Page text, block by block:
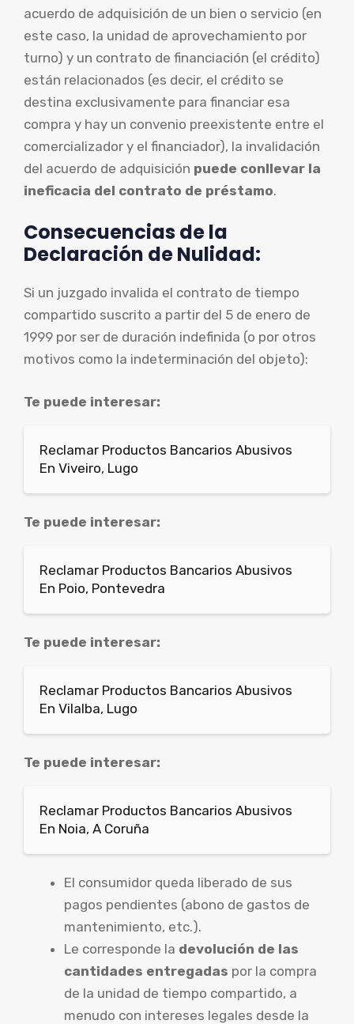
acuerdo de adquisición de un bien o servicio (en
este caso, la unidad de aprovechamiento por
turno) y un contrato de financiación (el crédito)
están relacionados (es decir, el crédito se
destina exclusivamente para financiar esa
compra y hay un convenio preexistente entre el
comercializador y el financiador), la invalidación
del acuerdo de adquisición puede conllevar la
ineficacia del contrato de préstamo.
Consecuencias de la
Declaración de Nulidad:
Si un juzgado invalida el contrato de tiempo
compartido suscrito a partir del 5 de enero de
1999 por ser de duración indefinida (o por otros
motivos como la indeterminación del objeto):
Te puede interesar:
Reclamar Productos Bancarios Abusivos
En Viveiro, Lugo
Te puede interesar:
Reclamar Productos Bancarios Abusivos
En Poio, Pontevedra
Te puede interesar:
Reclamar Productos Bancarios Abusivos
En Vilalba, Lugo
Te puede interesar:
Reclamar Productos Bancarios Abusivos
En Noia, A Coruña
El consumidor queda liberado de sus
pagos pendientes (abono de gastos de
mantenimiento, etc.).
Le corresponde la devolución de las
cantidades entregadas por la compra
de la unidad de tiempo compartido, a
menudo con intereses legales desde la